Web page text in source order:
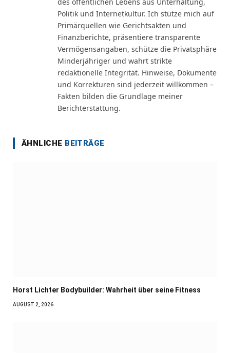
Politik und Internetkultur. Ich stütze mich auf
Primärquellen wie Gerichtsakten und
Finanzberichte, präsentiere transparente
Vermögensangaben, schütze die Privatsphäre
Minderjähriger und wahrt strikte
redaktionelle Integrität. Hinweise, Dokumente
und Korrekturen sind jederzeit willkommen –
Fakten bilden die Grundlage meiner
Berichterstattung.
ÄHNLICHE BEITRÄGE
Horst Lichter Bodybuilder: Wahrheit über seine Fitness
AUGUST 2, 2026